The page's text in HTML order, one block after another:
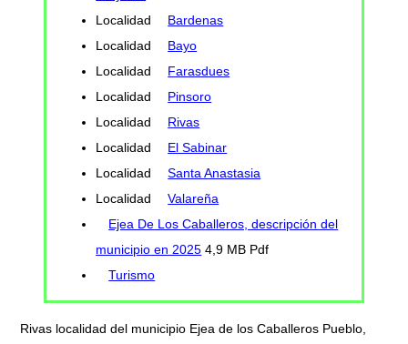
Localidad
Bardenas
Localidad
Bayo
Localidad
Farasdues
Localidad
Pinsoro
Localidad
Rivas
Localidad
El Sabinar
Localidad
Santa Anastasia
Localidad
Valareña
Ejea De Los Caballeros, descripción del
municipio en 2025 4,9 MB Pdf
Turismo
Rivas localidad del municipio Ejea de los Caballeros Pueblo,